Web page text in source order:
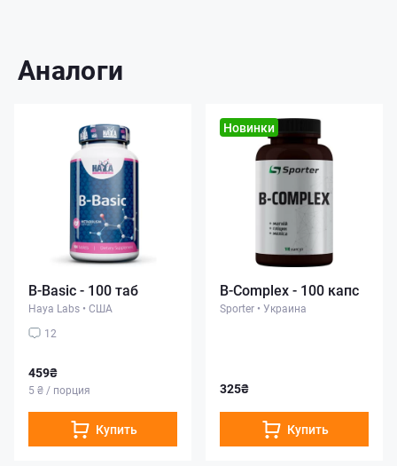
Аналоги
B-Basic - 100 таб
Haya Labs • США
12
459₴
5 ₴ / порция
Купить
Новинки
B-Complex - 100 капс
Sporter • Украина
325₴
Купить